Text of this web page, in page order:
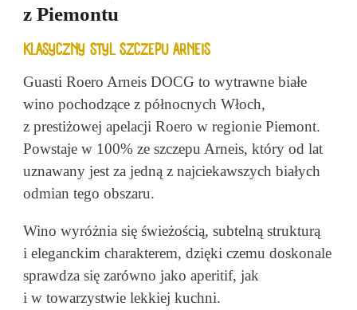
z Piemontu
KLASYCZNY STYL SZCZEPU ARNEIS
Guasti Roero Arneis DOCG to wytrawne białe
wino pochodzące z północnych Włoch,
z prestiżowej apelacji Roero w regionie Piemont.
Powstaje w 100% ze szczepu Arneis, który od lat
uznawany jest za jedną z najciekawszych białych
odmian tego obszaru.
Wino wyróżnia się świeżością, subtelną strukturą
i eleganckim charakterem, dzięki czemu doskonale
sprawdza się zarówno jako aperitif, jak
i w towarzystwie lekkiej kuchni.